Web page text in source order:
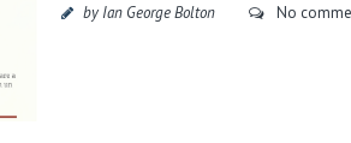
by Ian George Bolton
No